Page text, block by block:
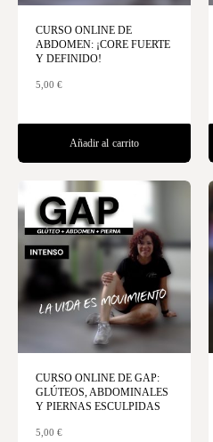
CURSO ONLINE DE
ABDOMEN: ¡CORE FUERTE
Y DEFINIDO!
5,00 €
Añadir al carrito
CURSO ONLINE DE GAP:
GLÚTEOS, ABDOMINALES
Y PIERNAS ESCULPIDAS
5,00 €